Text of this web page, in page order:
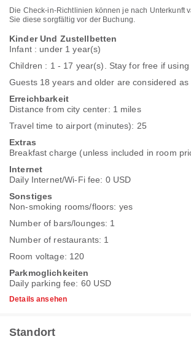
Die Check-in-Richtlinien können je nach Unterkunft
Sie diese sorgfältig vor der Buchung.
Kinder Und Zustellbetten
Infant : under 1 year(s)
Children : 1 - 17 year(s). Stay for free if
Guests 18 years and older are considered as
Erreichbarkeit
Distance from city center: 1 miles
Travel time to airport (minutes): 25
Extras
Breakfast charge (unless included in room
Internet
Daily Internet/Wi-Fi fee: 0 USD
Sonstiges
Non-smoking rooms/floors: yes
Number of bars/lounges: 1
Number of restaurants: 1
Room voltage: 120
Parkmoglichkeiten
Daily parking fee: 60 USD
Details ansehen
Standort